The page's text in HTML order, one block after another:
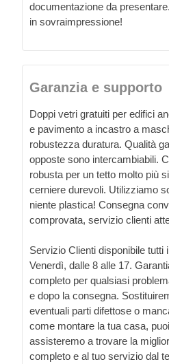
documentazione da
in sovraimpressione!
Garanzia e supporto
Doppi vetri gratuiti per edifici
e pavimento a incastro a
robustezza duratura. Qualità
opposte sono intercambiabili.
robusta per un tetto molto più
cerniere durevoli. Utilizziamo
niente plastica! Consegna
comprovata, servizio clienti
Servizio Clienti disponibile tutti
Venerdì, dalle 8 alle 17.
completo per qualsiasi
e dopo la consegna.
eventuali parti difettose o
come montare la tua casa,
assisteremo a trovare la
completo e al tuo servizio dal